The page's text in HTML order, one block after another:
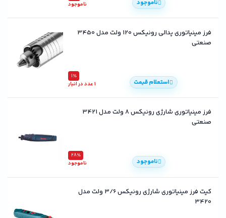
ناموجود ناموجود
فرز مینیاتوری پدالی رونیکس 120 ولت مدل 3450
صنعتی
1٪
1 عدد در انبار استعلام قیمت
فرز مینیاتوری شارژی رونیکس 8 ولت مدل 3421
صنعتی
28٪
ناموجود ناموجود
کیت فرز مینیاتوری شارژی رونیکس 3/6 ولت مدل
3420